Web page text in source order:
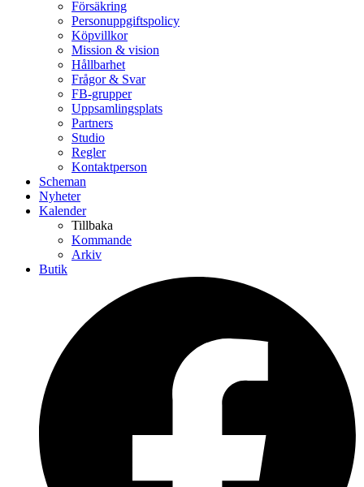
Försäkring
Personuppgiftspolicy
Köpvillkor
Mission & vision
Hållbarhet
Frågor & Svar
FB-grupper
Uppsamlingsplats
Partners
Studio
Regler
Kontaktperson
Scheman
Nyheter
Kalender
Tillbaka
Kommande
Arkiv
Butik